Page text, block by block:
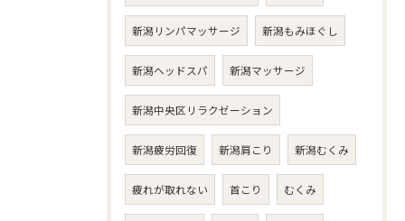
新潟リンパマッサージ 新潟もみほぐし
新潟ヘッドスパ 新潟マッサージ
新潟中央区リラクゼーション
新潟疲労回復 新潟肩こり 新潟むくみ
疲れが取れない 首こり むくみ